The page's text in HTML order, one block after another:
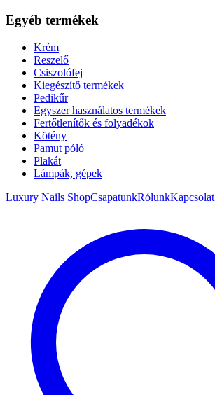
Egyéb termékek
Krém
Reszelő
Csiszolófej
Kiegészítő termékek
Pedikűr
Egyszer használatos termékek
Fertőtlenítők és folyadékok
Kötény
Pamut póló
Plakát
Lámpák, gépek
Luxury Nails ShopCsapatunkRólunkKapcsolat